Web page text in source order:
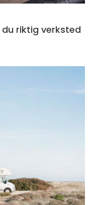
du riktig verksted